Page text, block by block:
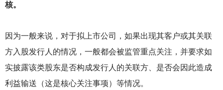
核。
因为一般来说，对于拟上市公司，如果出现其客户或其关联
方入股发行人的情况，一般都会被监管重点关注，并要求如
实披露该类股东是否构成发行人的关联方、是否会因此造成
利益输送（这是核心关注事项）等情况。